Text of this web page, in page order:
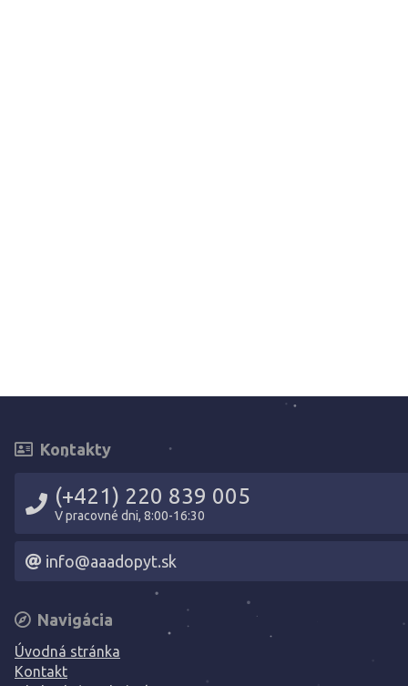
Kontakty
(+421) 220 839 005
V pracovné dni, 8:00-16:30
info@aaadopyt.sk
Navigácia
Úvodná stránka
Kontakt